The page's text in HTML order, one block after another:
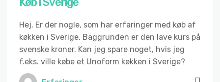
Hej. Er der nogle, som har erfaringer med køb af
køkken i Sverige. Baggrunden er den lave kurs på
svenske kroner. Kan jeg spare noget, hvis jeg
f.eks. ville købe et Unoform køkken i Sverige?